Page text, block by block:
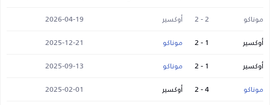
موناكو 2 - 2 أوكسير
2026-04-19
أوكسير
1 - 2 موناكو
2025-12-21
أوكسير
1 - 2 موناكو
2025-09-13
موناكو
4 - 2 أوكسير
2025-02-01